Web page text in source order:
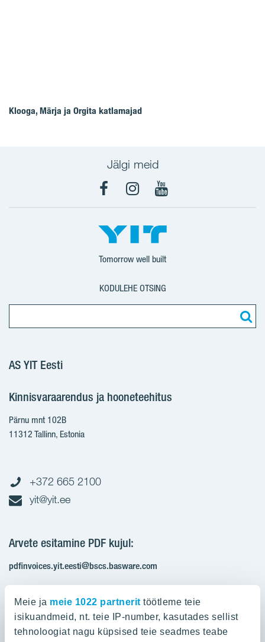
Meie ja meie 1022 partnerit töötleme teie
isikuandmeid, nt. teie IP-number, kasutades sellist
tehnoloogiat nagu küpsised teie seadmes teabe
Klooga, Märja ja Orgita katlamajad
Jälgi meid
FacebookInstagram
YouTube
Tomorrow well built
KODULEHE OTSING
AS YIT Eesti
Kinnisvaraarendus ja hooneteehitus
Pärnu mnt 102B
11312 Tallinn, Estonia
+372 665 2100
yit@yit.ee
Arvete esitamine PDF kujul:
pdfinvoices.yit.eesti@bscs.basware.com
KMKR: EE100210897